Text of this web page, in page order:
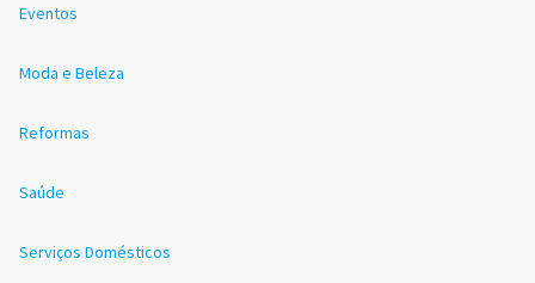
Eventos
Moda e Beleza
Reformas
Saúde
Serviços Domésticos